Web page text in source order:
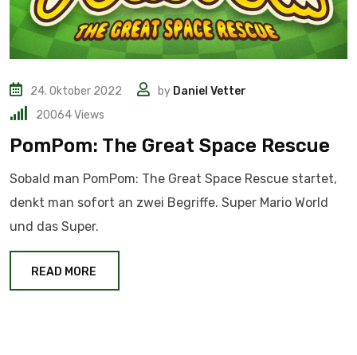
24. Oktober 2022 by Daniel Vetter
20064Views
PomPom: The Great Space Rescue
Sobald man PomPom: The Great Space Rescue startet,
denkt man sofort an zwei Begriffe. Super Mario World
und das Super.
READ MORE